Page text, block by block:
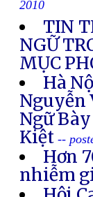
2010
TIN
NGỮ
MỤC
Hà
Nguyễn
Ngữ
Kiệt--
Hơn
nhiễm